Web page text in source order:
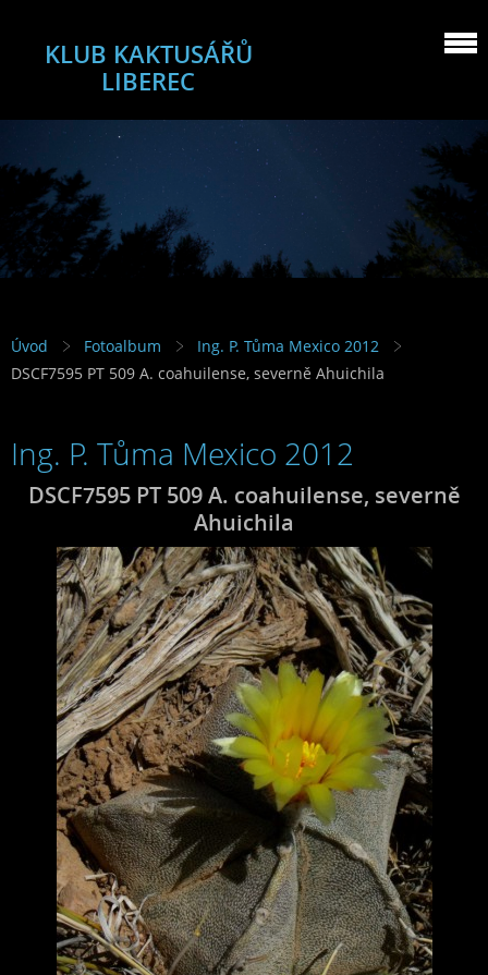
KLUB KAKTUSÁŘŮ
LIBEREC
Úvod Fotoalbum
Ing. P. Tůma Mexico 2012
DSCF7595 PT 509 A. coahuilense, severně Ahuichila
Ing. P. Tůma Mexico 2012
DSCF7595 PT 509 A. coahuilense, severně
Ahuichila